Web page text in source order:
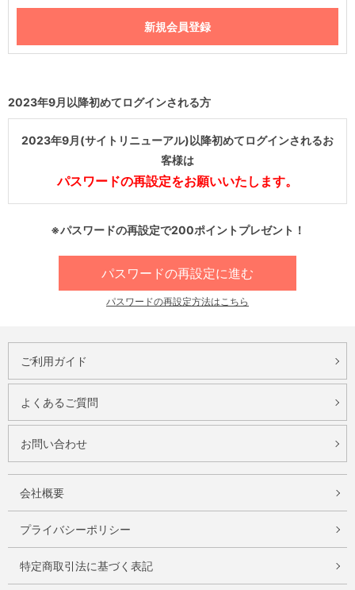
2023年9月以降初めてログインされる方
2023年9月(サイトリニューアル)以降初めてログインされるお
客様は
パスワードの再設定をお願いいたします。
※パスワードの再設定で200ポイントプレゼント！
パスワードの再設定に進む
パスワードの再設定方法はこちら
ご利用ガイド
よくあるご質問
お問い合わせ
会社概要
プライバシーポリシー
特定商取引法に基づく表記